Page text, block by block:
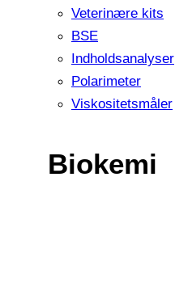
Veterinære kits
BSE
Indholdsanalyser
Polarimeter
Viskositetsmåler
Biokemi